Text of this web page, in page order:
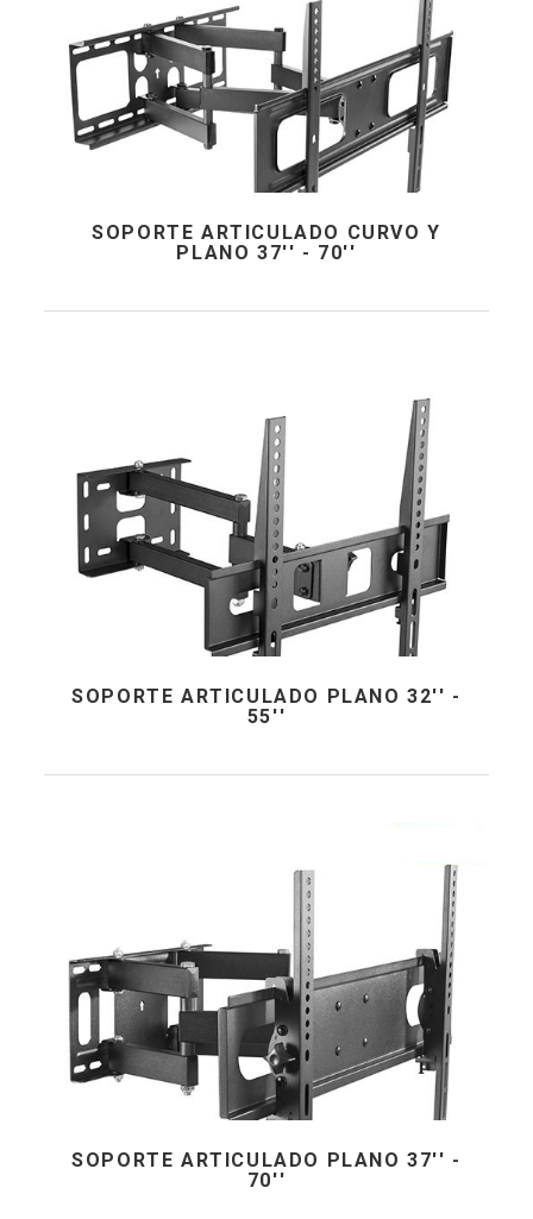
SOPORTE ARTICULADO CURVO Y
PLANO 37'' - 70''
SOPORTE ARTICULADO PLANO 32'' -
55''
SOPORTE ARTICULADO PLANO 37'' -
70''